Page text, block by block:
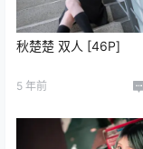
秋楚楚 双人 [46P]
5 年前